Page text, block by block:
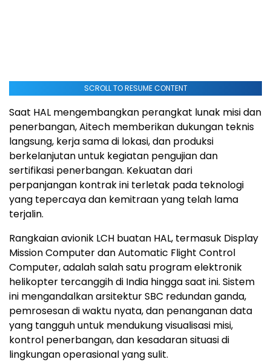
SCROLL TO RESUME CONTENT
Saat HAL mengembangkan perangkat lunak misi dan
penerbangan, Aitech memberikan dukungan teknis
langsung, kerja sama di lokasi, dan produksi
berkelanjutan untuk kegiatan pengujian dan
sertifikasi penerbangan. Kekuatan dari
perpanjangan kontrak ini terletak pada teknologi
yang tepercaya dan kemitraan yang telah lama
terjalin.
Rangkaian avionik LCH buatan HAL, termasuk Display
Mission Computer dan Automatic Flight Control
Computer, adalah salah satu program elektronik
helikopter tercanggih di India hingga saat ini. Sistem
ini mengandalkan arsitektur SBC redundan ganda,
pemrosesan di waktu nyata, dan penanganan data
yang tangguh untuk mendukung visualisasi misi,
kontrol penerbangan, dan kesadaran situasi di
lingkungan operasional yang sulit.